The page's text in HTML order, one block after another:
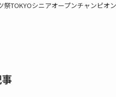
祭TOKYOシニアオープンチャンピオ